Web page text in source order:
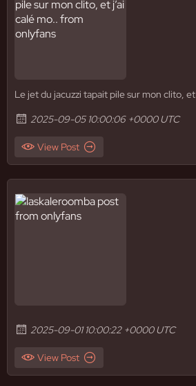
Le jet du jacuzzi tapait pile sur mon clito, et
2025-09-05 10:00:06 +0000 UTC
View Post
2025-09-01 10:00:22 +0000 UTC
View Post